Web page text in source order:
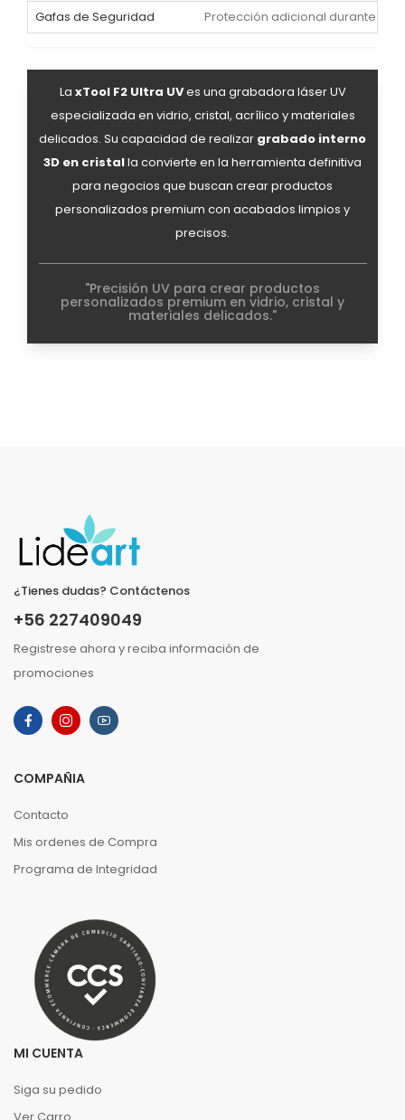
Gafas de Seguridad
Protección adicional durante la
La xTool F2 Ultra UVes una grabadora láser UV
especializada en vidrio, cristal, acrílico y materiales
delicados. Su capacidad de realizar grabado interno
3D en cristalla convierte en la herramienta definitiva
para negocios que buscan crear productos
personalizados premium con acabados limpios y
precisos.
"Precisión UV para crear productos
personalizados premium en vidrio, cristal y
materiales delicados."
¿Tienes dudas? Contáctenos
+56 227409049
Registrese ahora y reciba información de
promociones
COMPAÑIA
Contacto
Mis ordenes de Compra
Programa de Integridad
MI CUENTA
Siga su pedido
Ver Carro